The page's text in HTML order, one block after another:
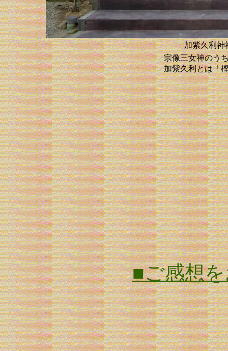
加紫久利神
宗像三女神のう
加紫久利とは「
■ご感想